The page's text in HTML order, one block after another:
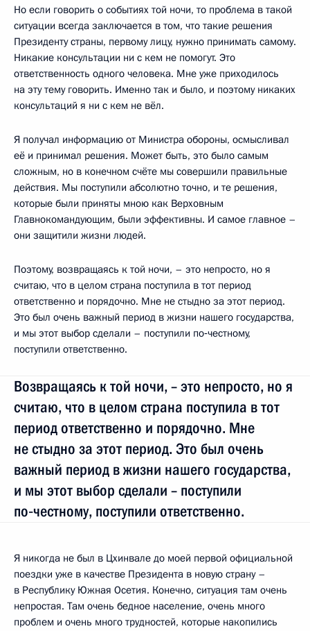
Но если говорить о событиях той ночи, то проблема в такой
ситуации всегда заключается в том, что такие решения
Президенту страны, первому лицу, нужно принимать самому.
Никакие консультации ни с кем не помогут. Это
ответственность одного человека. Мне уже приходилось
на эту тему говорить. Именно так и было, и поэтому никаких
консультаций я ни с кем не вёл.
Я получал информацию от Министра обороны, осмысливал
её и принимал решения. Может быть, это было самым
сложным, но в конечном счёте мы совершили правильные
действия. Мы поступили абсолютно точно, и те решения,
которые были приняты мною как Верховным
Главнокомандующим, были эффективны. И самое главное –
они защитили жизни людей.
Поэтому, возвращаясь к той ночи, – это непросто, но я
считаю, что в целом страна поступила в тот период
ответственно и порядочно. Мне не стыдно за этот период.
Это был очень важный период в жизни нашего государства,
и мы этот выбор сделали – поступили по‑честному,
поступили ответственно.
Возвращаясь к той ночи, – это непросто, но я
считаю, что в целом страна поступила в тот
период ответственно и порядочно. Мне
не стыдно за этот период. Это был очень
важный период в жизни нашего государства,
и мы этот выбор сделали – поступили
по‑честному, поступили ответственно.
Я никогда не был в Цхинвале до моей первой официальной
поездки уже в качестве Президента в новую страну –
в Республику Южная Осетия. Конечно, ситуация там очень
непростая. Там очень бедное население, очень много
проблем и очень много трудностей, которые накопились